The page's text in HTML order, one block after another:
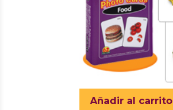
Añadir al carrito